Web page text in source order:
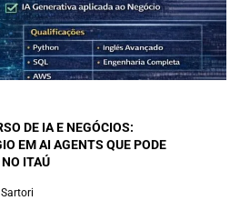
DE IA E NEGÓCIOS:
EM AI AGENTS QUE PODE
ITAÚ